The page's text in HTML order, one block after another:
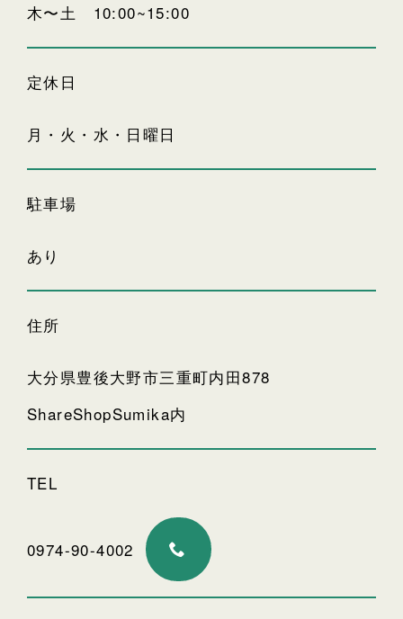
木〜土 10:00~15:00
定休日
月・火・水・日曜日
駐車場
あり
住所
大分県豊後大野市三重町内田878
ShareShopSumika内
TEL
0974-90-4002